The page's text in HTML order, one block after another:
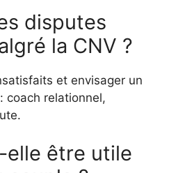
disputes
la CNV ?
et envisager un
coach relationnel,
elle être utile